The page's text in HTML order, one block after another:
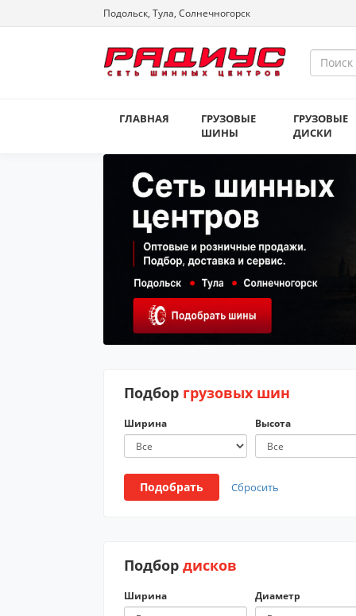
Подольск, Тула, Солнечногорск
ГЛАВНАЯ
ГРУЗОВЫЕ
ШИНЫ
ГРУЗОВЫЕ
ДИСКИ
Подбор грузовых шин
Ширина Высота
Подобрать Сбросить
Подбор дисков
Ширина Диаметр